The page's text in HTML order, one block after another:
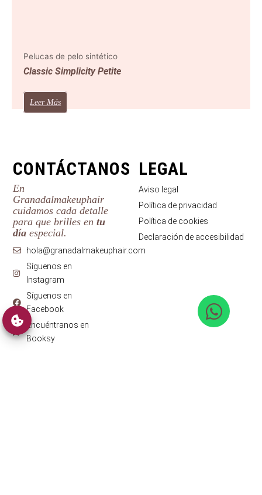
Pelucas de pelo sintético
Classic Simplicity Petite
Leer Más
CONTÁCTANOS
En
Granadalmakeuphair
cuidamos cada detalle
para que brilles entu
día especial.
hola@granadalmakeuphair.com
Síguenos en
Instagram
Síguenos en
Facebook
Encuéntranos en
Booksy
LEGAL
Aviso legal
Política de privacidad
Política de cookies
Declaración de accesibilidad